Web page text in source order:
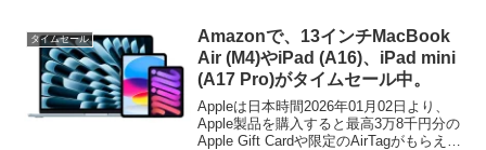
タイムセール
Amazonで、13インチMacBook
Air (M4)やiPad (A16)、iPad mini
(A17 Pro)がタイムセール中。
Appleは日本時間2026年01月02日より、
Apple製品を購入すると最高3万8千円分の
Apple Gift Cardや限定のAirTagがもらえる